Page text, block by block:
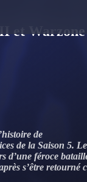
et Warzone
de
de la Saison 5. Le
d’une féroce
s’être retourné